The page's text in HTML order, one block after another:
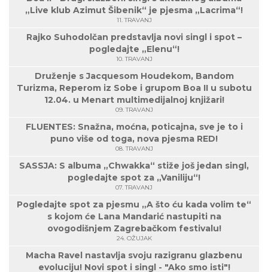
„Live klub Azimut Šibenik“ je pjesma „Lacrima“!
11. TRAVANJ
Rajko Suhodolčan predstavlja novi singl i spot –
pogledajte „Elenu“!
10. TRAVANJ
Druženje s Jacquesom Houdekom, Bandom
Turizma, Reperom iz Sobe i grupom Boa II u subotu
12.04. u Menart multimedijalnoj knjižari!
09. TRAVANJ
FLUENTES: Snažna, moćna, poticajna, sve je to i
puno više od toga, nova pjesma RED!
08. TRAVANJ
SASSJA: S albuma „Chwakka“ stiže još jedan singl,
pogledajte spot za „Vaniliju“!
07. TRAVANJ
Pogledajte spot za pjesmu „A što ću kada volim te“
s kojom će Lana Mandarić nastupiti na
ovogodišnjem Zagrebačkom festivalu!
24. OŽUJAK
Macha Ravel nastavlja svoju razigranu glazbenu
evoluciju! Novi spot i singl - "Ako smo isti"!